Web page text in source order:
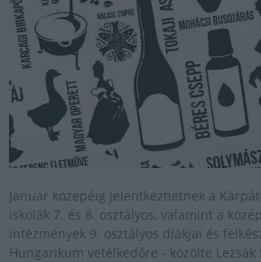
Január közepéig jelentkezhetnek a
iskolák 7. és 8. osztályos, valamint a
intézmények 9. osztályos diákjai és
Hungarikum vetélkedőre - közölte Lezsák